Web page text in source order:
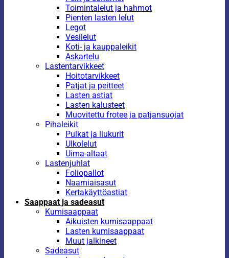
Toimintalelut ja hahmot
Pienten lasten lelut
Legot
Vesilelut
Koti- ja kauppaleikit
Askartelu
Lastentarvikkeet
Hoitotarvikkeet
Patjat ja peitteet
Lasten astiat
Lasten kalusteet
Muovitettu frotee ja patjansuojat
Pihaleikit
Pulkat ja liukurit
Ulkolelut
Uima-altaat
Lastenjuhlat
Foliopallot
Naamiaisasut
Kertakäyttöastiat
Saappaat ja sadeasut
Kumisaappaat
Aikuisten kumisaappaat
Lasten kumisaappaat
Muut jalkineet
Sadeasut